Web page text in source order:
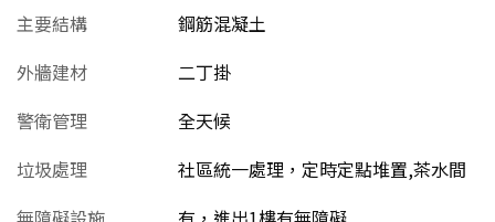
主要結構
鋼筋混凝土
外牆建材
二丁掛
警衛管理
全天候
垃圾處理
社區統一處理，定時定點堆置,茶水間